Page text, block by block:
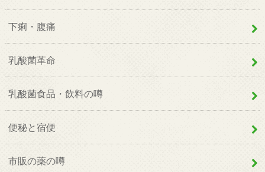
下痢・腹痛
乳酸菌革命
乳酸菌食品・飲料の噂
便秘と宿便
市販の薬の噂